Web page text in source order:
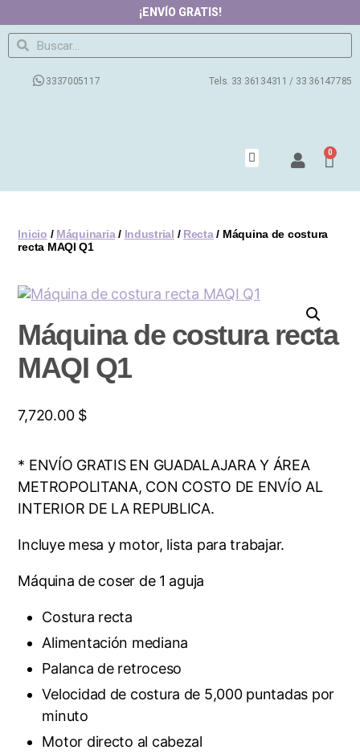
¡ENVÍO GRATIS!
3337005117 Tels. 33 36134311 / 33 36147785
0
Inicio / Máquinaria/ Industrial / Recta/ Máquina de costura
recta MAQI Q1
Máquina de costura recta
MAQI Q1
7,720.00 $
* ENVÍO GRATIS EN GUADALAJARA Y ÁREA
METROPOLITANA, CON COSTO DE ENVÍO AL
INTERIOR DE LA REPUBLICA.
Incluye mesa y motor, lista para trabajar.
Máquina de coser de 1 aguja
Costura recta
Alimentación mediana
Palanca de retroceso
Velocidad de costura de 5,000 puntadas por
minuto
Motor directo al cabezal